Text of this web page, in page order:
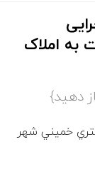
به املاک